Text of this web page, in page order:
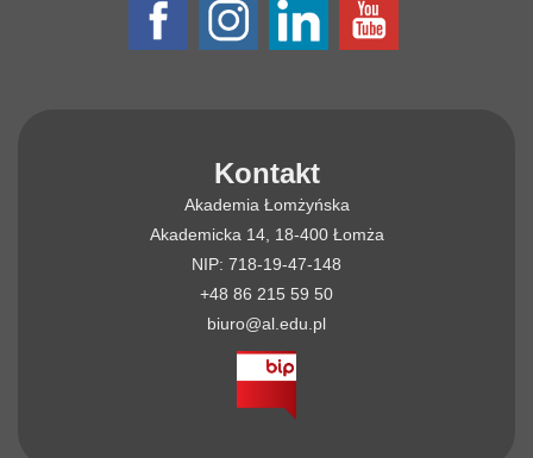
Kontakt
Akademia Łomżyńska
Akademicka 14, 18-400 Łomża
NIP: 718-19-47-148
+48 86 215 59 50
biuro@al.edu.pl